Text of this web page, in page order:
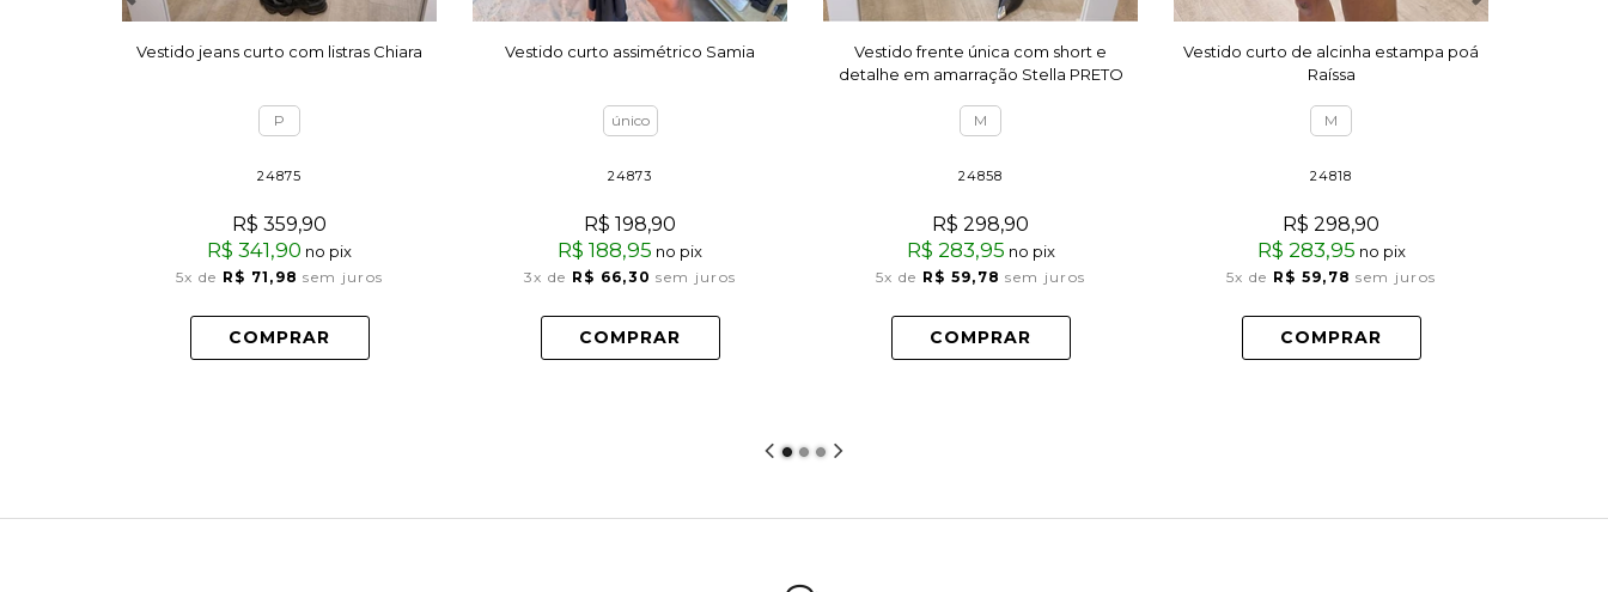
Vestido jeans curto com listras Chiara
P
24875
R$ 359,90
R$ 341,90 no pix
5x de R$ 71,98 sem juros
COMPRAR
Vestido curto assimétrico Samia
único
24873
R$ 198,90
R$ 188,95 no pix
3x de R$ 66,30 sem juros
COMPRAR
Vestido frente única com short e
detalhe em amarração Stella PRETO
M
24858
R$ 298,90
R$ 283,95 no pix
5x de R$ 59,78 sem juros
COMPRAR
Vestido curto de alcinha estampa poá
Raíssa
M
24818
R$ 298,90
R$ 283,95 no pix
5x de R$ 59,78 sem juros
COMPRAR